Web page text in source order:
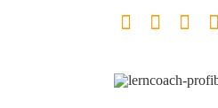
Facebook